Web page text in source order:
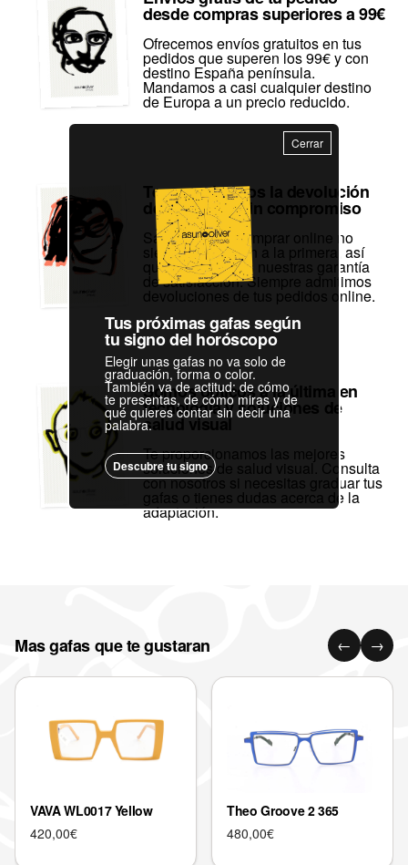
desde compras superiores a 99€
Ofrecemos envíos gratuitos en tus
pedidos que superen los 99€ y con
destino España península.
Mandamos a casi cualquier destino
de Europa a un precio reducido.
Te garantizamos la devolución
de tu pedido sin compromiso
Sabemos que comprar online no
siempre sale bien a la primera, así
que te ofrecemos nuestras garantía
de satisfacción. Siempre admitimos
devoluciones de tus pedidos online.
Somos ópticos a la última en
tecnología y soluciones de
salud visual
Te proporcionamos las mejores
soluciones de salud visual. Consulta
con nosotros si necesitas graduar tus
gafas o tienes dudas acerca de la
adaptación.
Mas gafas que te gustaran ← →
VAVA WL0017 Yellow
420,00€
Theo Groove 2 365
480,00€
Cerrar
Tus próximas gafas según
tu signo del horóscopo
Elegir unas gafas no va solo de
graduación, forma o color.
También va de actitud: de cómo
te presentas, de cómo miras y de
qué quieres contar sin decir una
palabra.
Descubre tu signo